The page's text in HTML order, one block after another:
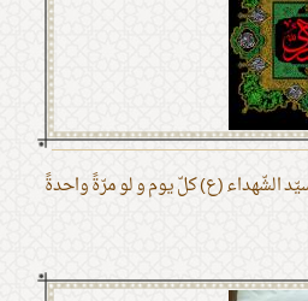
الشّهداء (ع) كلّ يوم و لو مرّةً واحدةً